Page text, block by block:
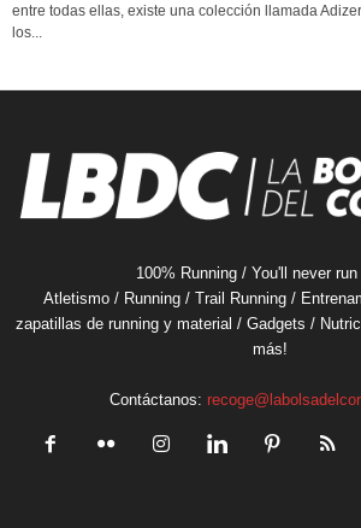
entre todas ellas, existe una colección llamada
los...
100% Running / You'll never run
Atletismo / Running / Trail Running /
zapatillas de running y material / Gadgets /
más!
Contáctanos: